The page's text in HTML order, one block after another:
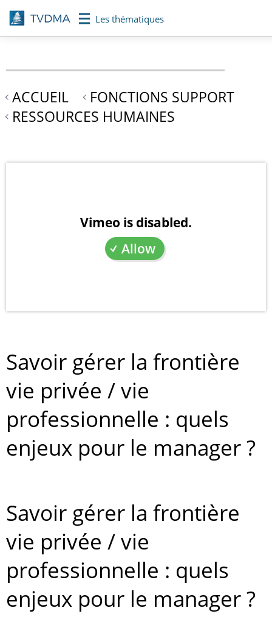
Aller
au
contenu
Les thématiques
ACCUEIL
FONCTIONS SUPPORT
RESSOURCES HUMAINES
Vimeo is disabled.
Allow
Savoir gérer la frontière
vie privée / vie
professionnelle : quels
enjeux pour le manager ?
Savoir gérer la frontière
vie privée / vie
professionnelle : quels
enjeux pour le manager ?